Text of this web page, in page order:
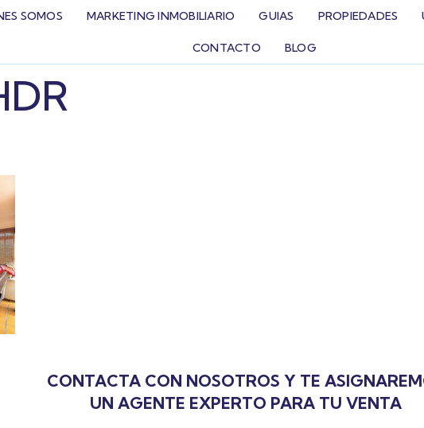
SOMOS MARKETING INMOBILIARIO GUIAS PROPIEDADES
CONTACTO BLOG
CONTACTA CON NOSOTROS Y TE
UN AGENTE EXPERTO PARA TU VENTA